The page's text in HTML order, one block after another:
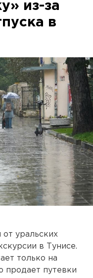
из-за
в
от уральских
в Тунисе.
только на
продает путевки